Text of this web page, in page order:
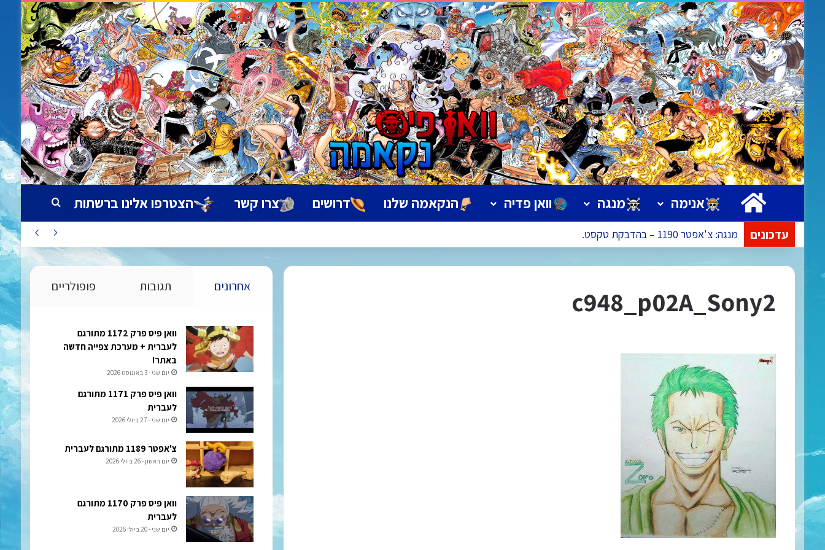
ראשי אנימה מנגה וואן פדיה הנקאמה שלנו דרושים צרו קשר הצטרפו אלינו ברשתות חיפוש עבור
עדכונים מנגה: צ'אפטר 1190 – בהדבקת טקסט.
c948_p02A_Sony2 אחרונים תגובות פופולריים
וואן פיס פרק 1172 מתורגם
לעברית + מערכת צפייה חדשה
באתר!
יום שני - 3 באוגוסט 2026
וואן פיס פרק 1171 מתורגם
לעברית
יום שני - 27 ביולי 2026
צ'אפטר 1189 מתורגם לעברית
יום ראשון - 26 ביולי 2026
וואן פיס פרק 1170 מתורגם
לעברית
יום שני - 20 ביולי 2026